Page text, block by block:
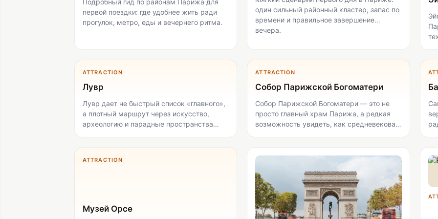
Подробный гид по районам Парижа для
первой поездки: где удобнее жить ради
прогулок, метро, еды и вечернего ритма.
один сильный районный кластер, запас по
времени и правильное завершение
вечера.
и
ATTRACTION
Лувр
Лувр дает не быстрый список «главного»,
а плотный маршрут через искусство,
археологию и парадные пространства
сильный первый визит, но не «посмотреть
всё».
ATTRACTION
Собор Парижской Богоматери
Собор Парижской Богоматери — это не
просто главный храм Парижа, а редкая
возможность увидеть, как средневековая
пространства нефа, органа и ощущения
самого острова Сите. Лучше всего он
подходит тем, кто хочет включить в
прогулку по центру важное историческое
место без больших затрат, но стоит
учитывать, что для спокойного осмотра
лучше приходить утром в будний день, а
ATTRACTION
Музей Орсе